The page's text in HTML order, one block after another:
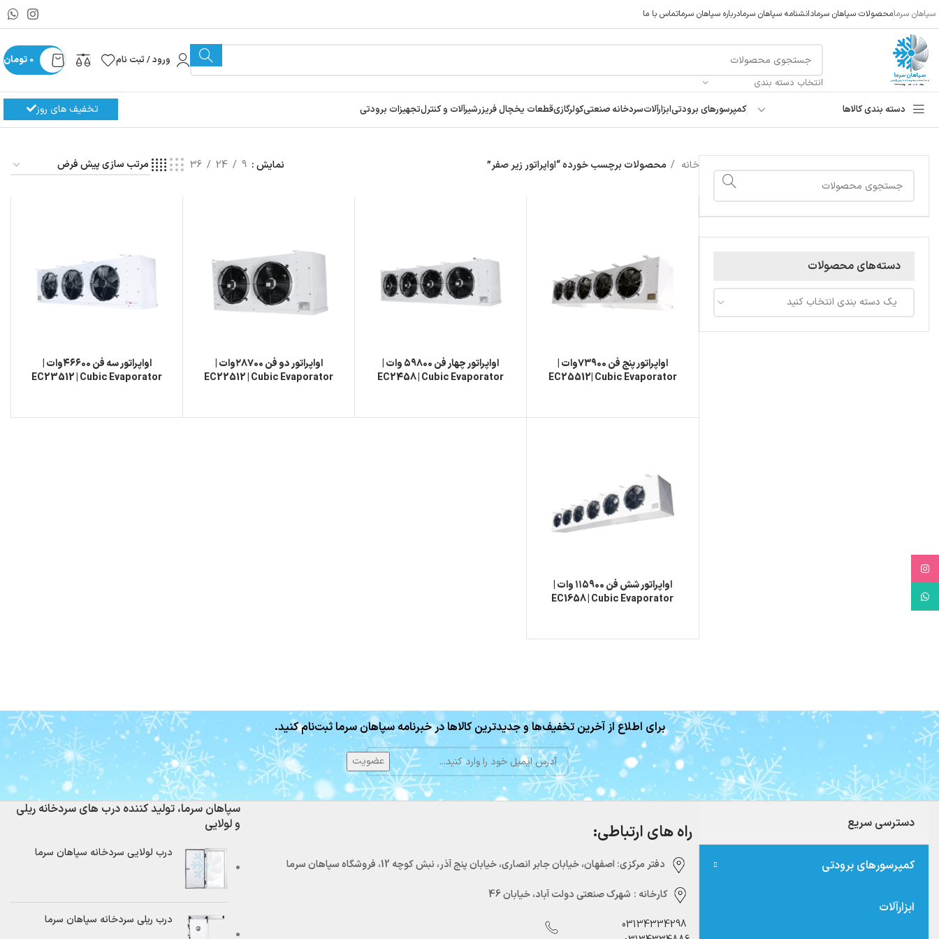
سپاهان سرمامحصولات سپاهان سرمادانشنامه سپاهان سرمادرباره سپاهان سرماتماس با ما
انتخاب دسته بندی
ورود / ثبت نام 0 تومان
دسته بندی کالاها کمپرسورهای برودتیابزارآلاتسردخانه صنعتیکولرگازیقطعات یخچال فریزرشیرآلات و کنترلتجهیزات برودتی تخفیف های روز
دسته‌های محصولات
یک دسته بندی انتخاب کنید
خانه محصولات برچسب خورده “اواپراتور زیر صفر” نمایش 9
24
36
اواپراتور پنج فن ۷۳۹۰۰وات |
EC25512| Cubic Evaporator
اواپراتور چهار فن ۵۹۸۰۰ وات |
EC2458 | Cubic Evaporator
اواپراتور دو فن ۲۸۷۰۰وات |
EC22512 | Cubic Evaporator
اواپراتور سه فن ۴۶۶۰۰وات |
EC23512 | Cubic Evaporator
اواپراتور شش فن ۱۱۵۹۰۰ وات |
EC1658 | Cubic Evaporator
برای اطلاع از آخرین تخفیف‌ها و جدیدترین کالاها در خبرنامه سپاهان سرما ثبت‌نام کنید.
دسترسی سریع
کمپرسورهای برودتی
ابزارآلات
راه های ارتباطی:
دفتر مرکزی:‌ اصفهان، خیابان جابر انصاری، خیابان پنج آذر، نبش کوچه 12، فروشگاه سپاهان سرما
کارخانه : شهرک صنعتی دولت آباد، خیابان 46
03134334298
سپاهان سرما، تولید کننده درب های سردخانه ریلی
و لولایی
درب لولایی سردخانه سپاهان سرما
درب ریلی سردخانه سپاهان سرما